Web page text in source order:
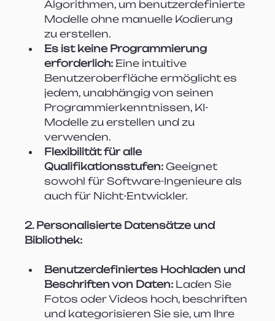
Algorithmen, um benutzerdefinierte
Modelle ohne manuelle Kodierung
zu erstellen.
Es ist keine Programmierung
erforderlich: Eine intuitive
Benutzeroberfläche ermöglicht es
jedem, unabhängig von seinen
Programmierkenntnissen, KI-
Modelle zu erstellen und zu
verwenden.
Flexibilität für alle
Qualifikationsstufen: Geeignet
sowohl für Software-Ingenieure als
auch für Nicht-Entwickler.
2. Personalisierte Datensätze und
Bibliothek:
Benutzerdefiniertes Hochladen und
Beschriften von Daten: Laden Sie
Fotos oder Videos hoch, beschriften
und kategorisieren Sie sie, um Ihre